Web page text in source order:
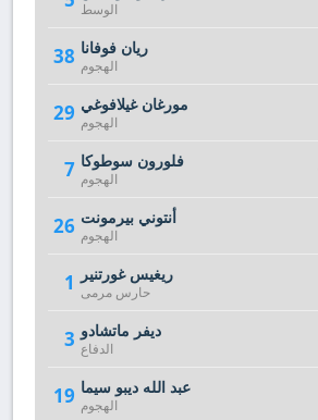
الوسط
38 ريان فوفانا
الهجوم
29 مورغان غيلافوغي
الهجوم
7 فلورون سوطوكا
الهجوم
26 أنتوني بيرمونت
الهجوم
1 ريغيس غورتنير
حارس مرمى
3 ديفر ماتشادو
الدفاع
19 عبد الله ديبو سيما
الهجوم